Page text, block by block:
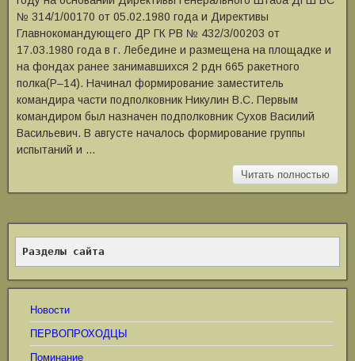
№ 314/1/00170 от 05.02.1980 года и Директивы
Главнокомандующего ДР ГК РВ № 432/3/00203 от
17.03.1980 года в г. Лебедине и размещена на площадке и
на фондах ранее занимавшихся 2 рдн 665 ракетного
полка(Р–14). Начинал формирование заместитель
командира части подполковник Никулин В.С. Первым
командиром был назначен подполковник Сухов Василий
Васильевич. В августе началось формирование группы
испытаний и …
Читать полностью
Разделы сайта
Новости
ПЕРВОПРОХОДЦЫ
Поминание